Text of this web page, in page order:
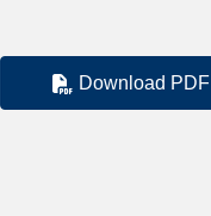
Download PDF